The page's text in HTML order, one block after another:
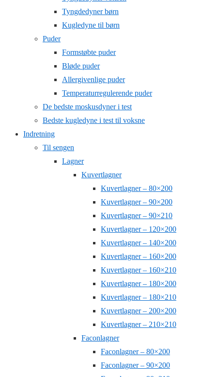
Tyngdedyner børn
Kugledyne til børn
Puder
Formstøbte puder
Bløde puder
Allergivenlige puder
Temperaturregulerende puder
De bedste moskusdyner i test
Bedste kugledyne i test til voksne
Indretning
Til sengen
Lagner
Kuvertlagner
Kuvertlagner – 80×200
Kuvertlagner – 90×200
Kuvertlagner – 90×210
Kuvertlagner – 120×200
Kuvertlagner – 140×200
Kuvertlagner – 160×200
Kuvertlagner – 160×210
Kuvertlagner – 180×200
Kuvertlagner – 180×210
Kuvertlagner – 200×200
Kuvertlagner – 210×210
Faconlagner
Faconlagner – 80×200
Faconlagner – 90×200